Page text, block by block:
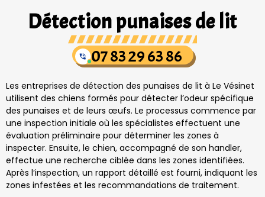
Détection punaises de lit
07 83 29 63 86
Les entreprises de détection des punaises de lit à Le Vésinet
utilisent des chiens formés pour détecter l’odeur spécifique
des punaises et de leurs œufs. Le processus commence par
une inspection initiale où les spécialistes effectuent une
évaluation préliminaire pour déterminer les zones à
inspecter. Ensuite, le chien, accompagné de son handler,
effectue une recherche ciblée dans les zones identifiées.
Après l’inspection, un rapport détaillé est fourni, indiquant les
zones infestées et les recommandations de traitement.